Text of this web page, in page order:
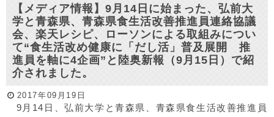
【メディア情報】9月14日に始まった、弘前大
学と青森県、青森県食生活改善推進員連絡協議
会、楽天レシピ、ローソンによる取組みについ
て“食生活改め健康に「だし活」普及展開 推
進員を軸に4企画”と陸奥新報（9月15日）で紹
介されました。
2017年09月19日
9月14日、弘前大学と青森県、青森県食生活改善推進員